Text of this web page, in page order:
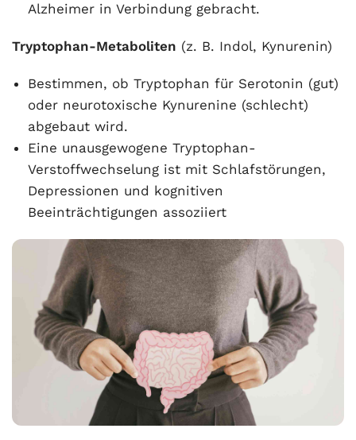
Alzheimer in Verbindung gebracht.
Tryptophan-Metaboliten (z. B. Indol, Kynurenin)
Bestimmen, ob Tryptophan für Serotonin (gut)
oder neurotoxische Kynurenine (schlecht)
abgebaut wird.
Eine unausgewogene Tryptophan-
Verstoffwechselung ist mit Schlafstörungen,
Depressionen und kognitiven
Beeinträchtigungen assoziiert